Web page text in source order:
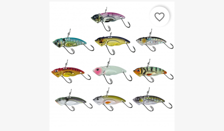
favorite_border